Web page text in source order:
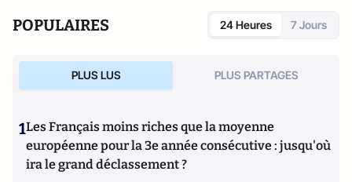
POPULAIRES 24 Heures 7 Jours
PLUS LUS PLUS PARTAGES
1Les Français moins riches que la moyenne
européenne pour la 3e année consécutive : jusqu'où
ira le grand déclassement ?